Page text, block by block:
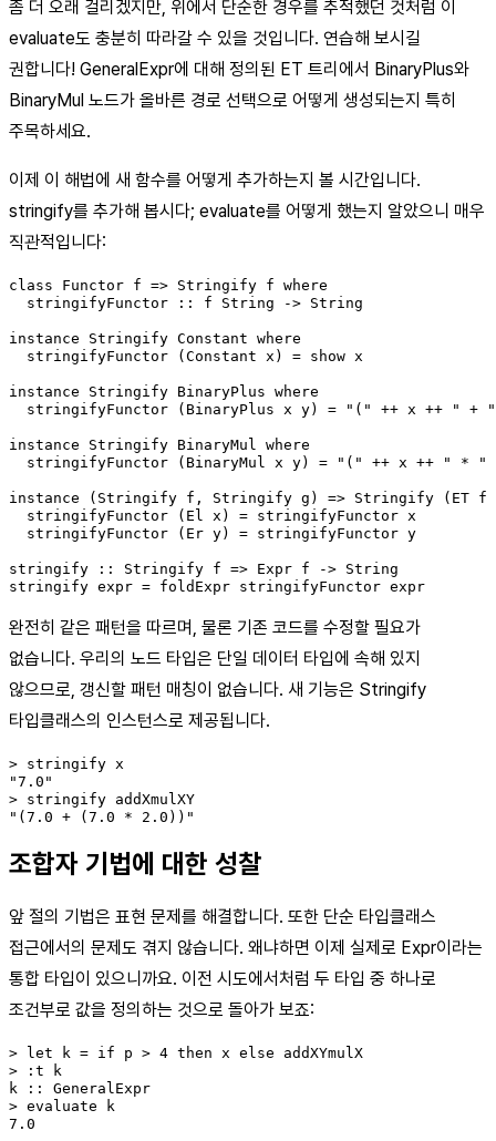
좀 더 오래 걸리겠지만, 위에서 단순한 경우를 추적했던 것처럼 이
evaluate도 충분히 따라갈 수 있을 것입니다. 연습해 보시길
권합니다! GeneralExpr에 대해 정의된 ET 트리에서 BinaryPlus와
BinaryMul 노드가 올바른 경로 선택으로 어떻게 생성되는지 특히
주목하세요.
이제 이 해법에 새 함수를 어떻게 추가하는지 볼 시간입니다.
stringify를 추가해 봅시다; evaluate를 어떻게 했는지 알았으니 매우
직관적입니다:
class Functor f => Stringify f where
  stringifyFunctor :: f String -> String
instance Stringify Constant where
  stringifyFunctor (Constant x) = show x
instance Stringify BinaryPlus where
stringifyFunctor (BinaryPlus x y) = "(" ++ x ++ " +
instance Stringify BinaryMul where
stringifyFunctor (BinaryMul x y) = "(" ++ x ++ " * "
instance (Stringify f, Stringify g) => Stringify (ET f
  stringifyFunctor (El x) = stringifyFunctor x
  stringifyFunctor (Er y) = stringifyFunctor y
stringify :: Stringify f => Expr f -> String
stringify expr = foldExpr stringifyFunctor expr
완전히 같은 패턴을 따르며, 물론 기존 코드를 수정할 필요가
없습니다. 우리의 노드 타입은 단일 데이터 타입에 속해 있지
않으므로, 갱신할 패턴 매칭이 없습니다. 새 기능은 Stringify
타입클래스의 인스턴스로 제공됩니다.
> stringify x
"7.0"
> stringify addXmulXY
"(7.0 + (7.0 * 2.0))"
조합자 기법에 대한 성찰
앞 절의 기법은 표현 문제를 해결합니다. 또한 단순 타입클래스
접근에서의 문제도 겪지 않습니다. 왜냐하면 이제 실제로 Expr이라는
통합 타입이 있으니까요. 이전 시도에서처럼 두 타입 중 하나로
조건부로 값을 정의하는 것으로 돌아가 보죠:
> let k = if p > 4 then x else addXYmulX
> :t k
k :: GeneralExpr
> evaluate k
7.0